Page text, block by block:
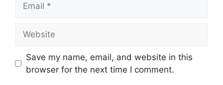
Save my name, email, and website in this
browser for the next time I comment.